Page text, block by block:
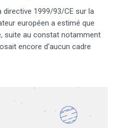
directive 1999/93/CE sur la
européen a estimé que
suite au constat notamment
encore d'aucun cadre